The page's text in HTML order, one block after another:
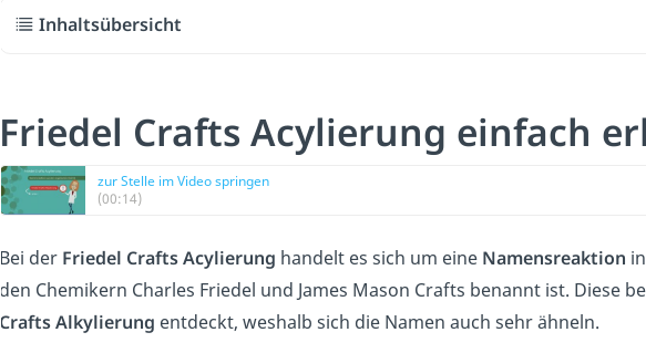
Inhaltsübersicht
Friedel Crafts Acylierung einfach
zur Stelle im Video springen
(00:14)
Bei der Friedel CraftsAcylierung handelt es sich um eine Namensreaktion
den Chemikern Charles Friedel und James Mason Crafts benannt ist. Diese
CraftsAlkylierung entdeckt, weshalb sich die Namen auch sehr ähneln.